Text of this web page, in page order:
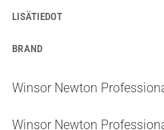
LISÄTIEDOT
BRAND
Winsor Newton
Winsor Newton